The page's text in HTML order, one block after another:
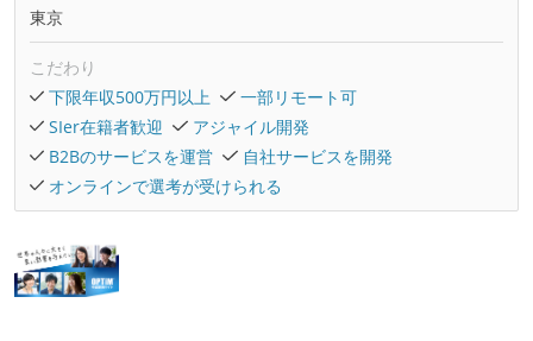
東京
こだわり
下限年収500万円以上
一部リモート可
SIer在籍者歓迎
アジャイル開発
B2Bのサービスを運営
自社サービスを開発
オンラインで選考が受けられる